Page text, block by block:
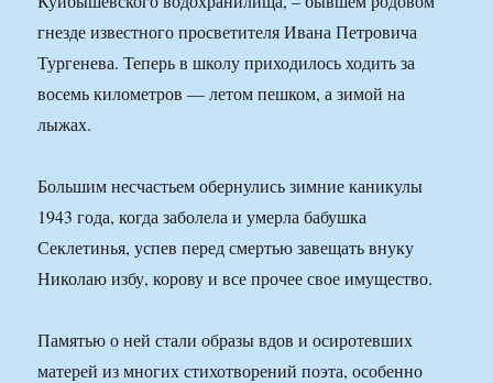
гнезде известного просветителя Ивана Петровича
Тургенева. Теперь в школу приходилось ходить за
восемь километров — летом пешком, а зимой на
лыжах.
Большим несчастьем обернулись зимние каникулы
1943 года, когда заболела и умерла бабушка
Секлетинья, успев перед смертью завещать внуку
Николаю избу, корову и все прочее свое имущество.
Памятью о ней стали образы вдов и осиротевших
матерей из многих стихотворений поэта, особенно